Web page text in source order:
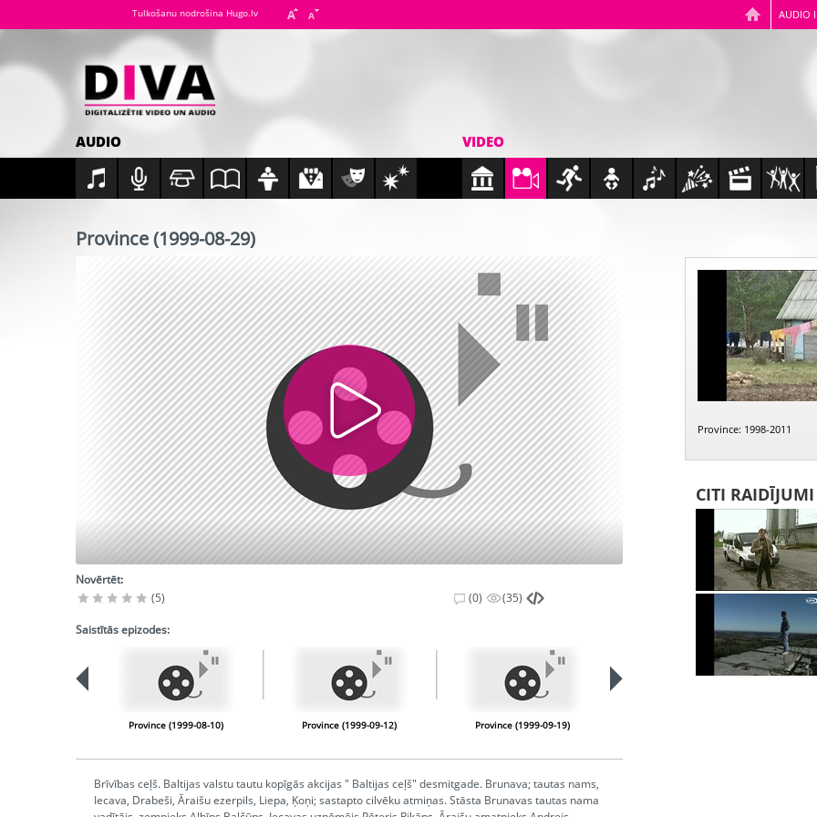
AUDIO
Tulkošanu nodrošina Hugo.lv
AUDIO VIDEO
Province (1999-08-29)
Novērtēt:
(5)
(0) (35)
Saistītās epizodes:
Province (1999-08-10) Province (1999-09-12) Province (1999-09-19)
Brīvības ceļš. Baltijas valstu tautu kopīgās akcijas " Baltijas ceļš" desmitgade. Brunava; tautas nams,
Iecava, Drabeši, Āraišu ezerpils, Liepa, Ķoņi; sastapto cilvēku atmiņas. Stāsta Brunavas tautas nama
Province: 1998-2011
CITI